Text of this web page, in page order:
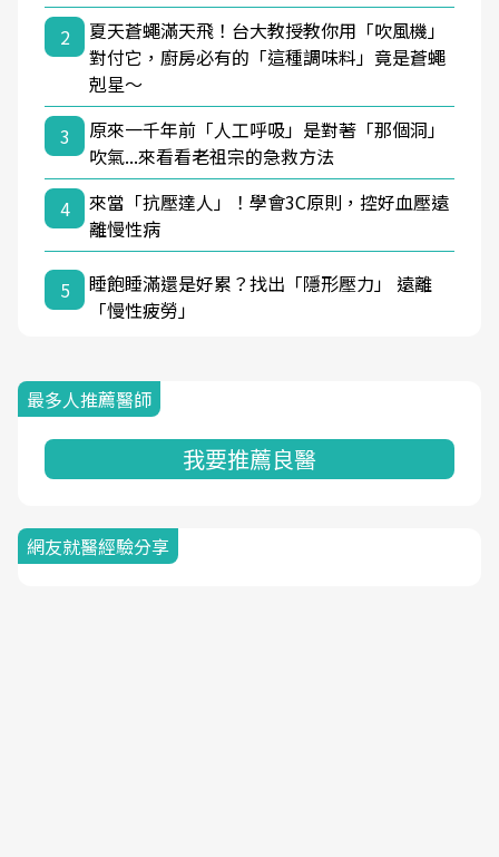
2
夏天蒼蠅滿天飛！台大教授教你用「吹風機」
對付它，廚房必有的「這種調味料」竟是蒼蠅
剋星～
3
原來一千年前「人工呼吸」是對著「那個洞」
吹氣...來看看老祖宗的急救方法
4
來當「抗壓達人」！學會3C原則，控好血壓遠
離慢性病
5
睡飽睡滿還是好累？找出「隱形壓力」 遠離
「慢性疲勞」
最多人推薦醫師
我要推薦良醫
網友就醫經驗分享